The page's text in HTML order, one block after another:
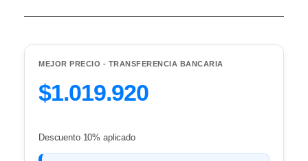
MEJOR PRECIO - TRANSFERENCIA BANCARIA
$1.019.920
Descuento 10% aplicado